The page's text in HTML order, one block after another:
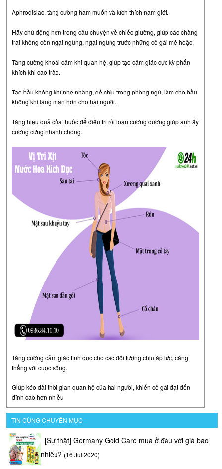
Aphrodisiac, tăng cường ham muốn và kích thích nam giới.
Hãy chủ động hơn trong câu chuyện về chiếc giường, giúp các chàng
trai không còn ngại ngùng, ngại ngùng trước những cô gái mê hoặc.
Tăng cường khoái cảm khi quan hệ, giúp tạo cảm giác cực kỳ phấn
khích khi cao trào.
Tạo bầu không khí nhẹ nhàng, dễ chịu trong phòng ngủ, làm cho bầu
không khí lãng mạn hơn cho hai người.
Tăng hiệu quả của thuốc để điều trị rối loạn cương dương giúp anh ấy
cương cứng nhanh chóng.
Tăng cường cảm giác tình dục cho các đối tượng chịu áp lực, căng
thẳng với cuộc sống.
Giúp kéo dài thời gian quan hệ của hai người, khiến cô gái đạt đến
đỉnh cao hơn nhiều
TIN CÙNG CHUYÊN MỤC
[Sự thật] Germany Gold Care mua ở đâu với giá bao
nhiêu? (16 Jul 2020)